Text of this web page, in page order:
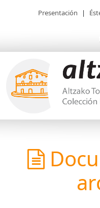
Presentación |